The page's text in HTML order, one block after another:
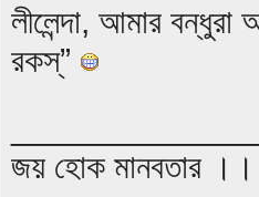
লীলেন্দা, আমার
রকস্‌”
জয় হোক মানবতার